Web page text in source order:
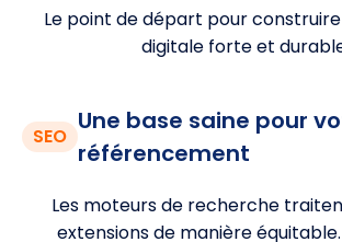
Le point de départ pour
digitale forte et
SEO
Une base saine pour
référencement
Les moteurs de recherche
extensions de manière